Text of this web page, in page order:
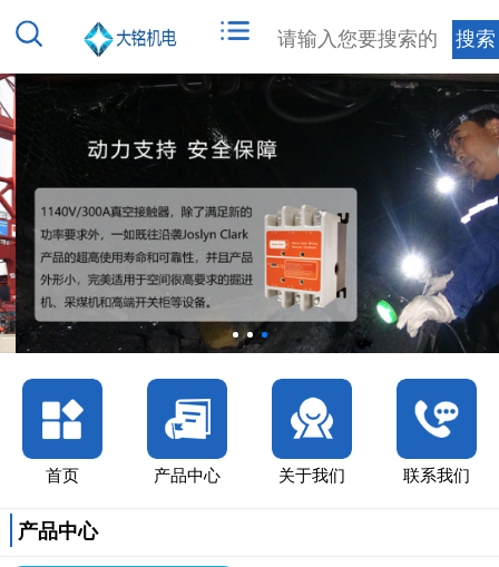
首页 产品中心 关于我们 联系我们
产品中心